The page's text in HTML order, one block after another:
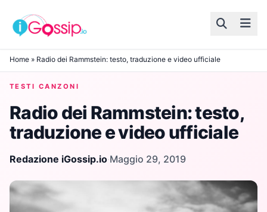
Skip to content
Home » Radio dei Rammstein: testo, traduzione e video ufficiale
TESTI CANZONI
Radio dei Rammstein: testo,
traduzione e video ufficiale
Redazione iGossip.io·Maggio 29, 2019